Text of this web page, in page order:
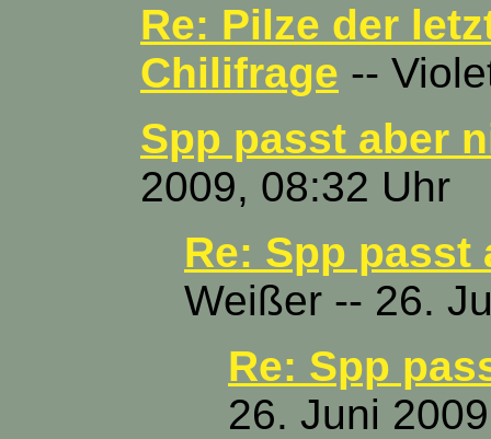
Re: Pilze der
Chilifrage --
Spp passt aber
2009, 08:32 Uhr
Re: Spp passt
Weißer -- 26.
Re: Spp
26. Juni